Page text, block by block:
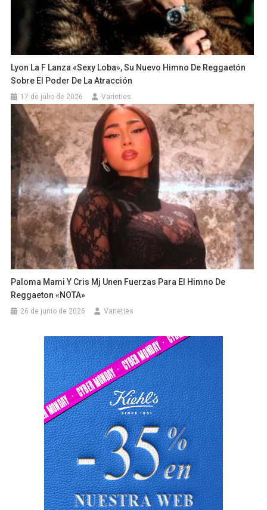
Lyon La F Lanza «Sexy Loba», Su Nuevo Himno De Reggaetón
Sobre El Poder De La Atracción
17 de julio de 2026 Varieties
Paloma Mami Y Cris Mj Unen Fuerzas Para El Himno De
Reggaeton «NOTA»
26 de junio de 2026 Varieties